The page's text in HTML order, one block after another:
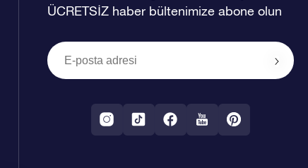
ÜCRETSİZ haber bültenimize abone olun